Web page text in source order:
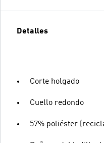
Detalles
Corte holgado
Cuello redondo
57% poliéster